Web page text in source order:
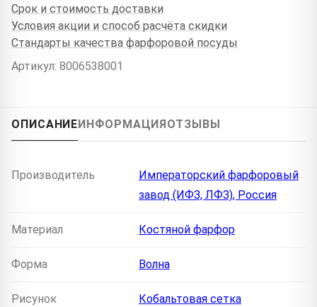
Срок и стоимость доставки
Условия акции и способ расчёта скидки
Стандарты качества фарфоровой посуды
Артикул: 8006538001
ОПИСАНИЕ ИНФОРМАЦИЯ ОТЗЫВЫ
Производитель
Императорский фарфоровый
завод (ИФЗ, ЛФЗ), Россия
Материал Костяной фарфор
Форма Волна
Рисунок Кобальтовая сетка